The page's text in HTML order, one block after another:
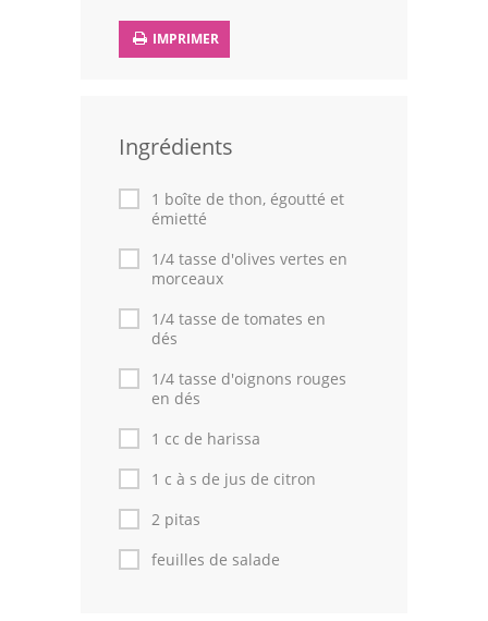
Viandes
Pâtisseries Orientales
Recettes marocaine
Cuisine Algérienne
Cuisine Juive
Cuisine Libanaise
Actualités
IMPRIMER
Ingrédients
1 boîte de thon, égoutté et
émietté
1/4 tasse d'olives vertes en
morceaux
1/4 tasse de tomates en
dés
1/4 tasse d'oignons rouges
en dés
1 cc de harissa
1 c à s de jus de citron
2 pitas
feuilles de salade